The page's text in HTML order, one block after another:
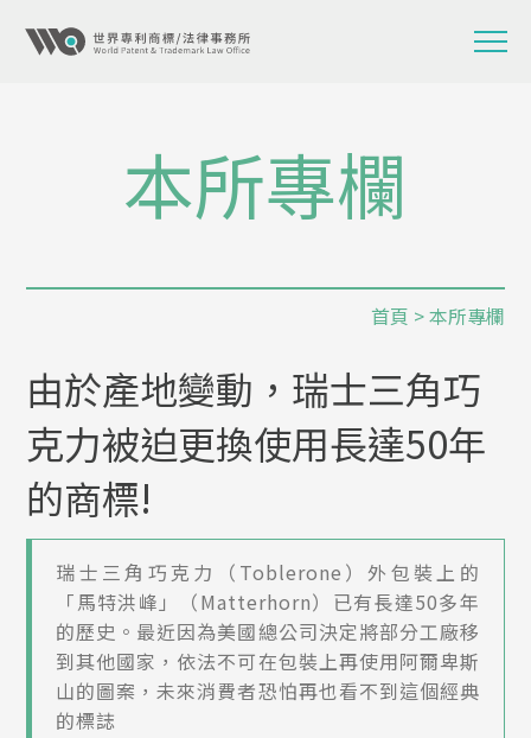
本所專欄
首頁 >本所專欄
由於產地變動，瑞士三角巧
克力被迫更換使用長達50年
的商標!
瑞士三角巧克力（Toblerone）外包裝上的
「馬特洪峰」（Matterhorn）已有長達50多年
的歷史。最近因為美國總公司決定將部分工廠移
到其他國家，依法不可在包裝上再使用阿爾卑斯
山的圖案，未來消費者恐怕再也看不到這個經典
的標誌